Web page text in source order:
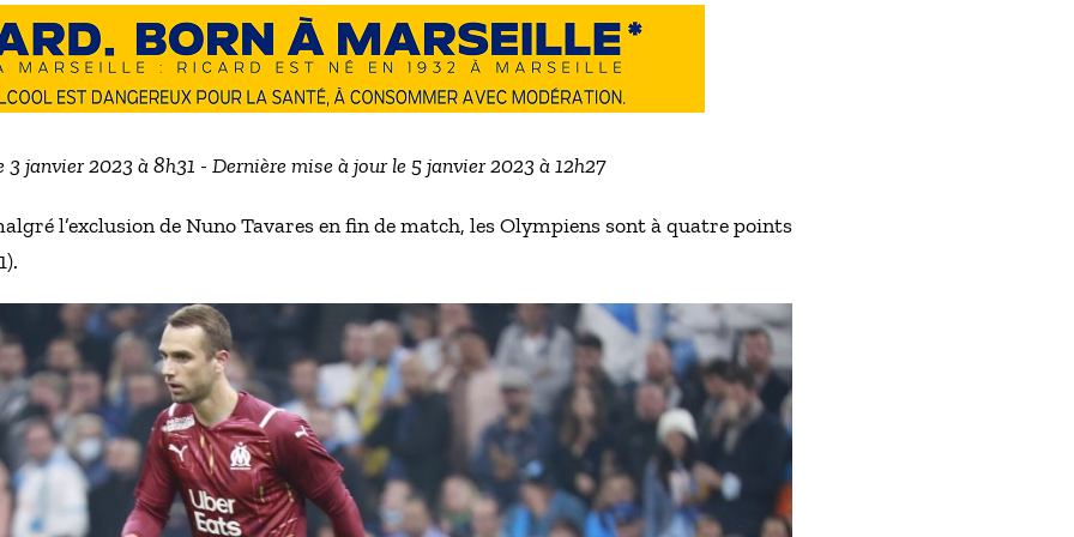
3 janvier 2023 à 8h31 - Dernière mise à jour le 5 janvier 2023 à 12h27
l’exclusion de Nuno Tavares en fin de match, les Olympiens sont à quatre points